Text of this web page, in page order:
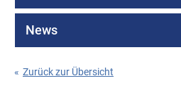
News
« Zurück zur Übersicht